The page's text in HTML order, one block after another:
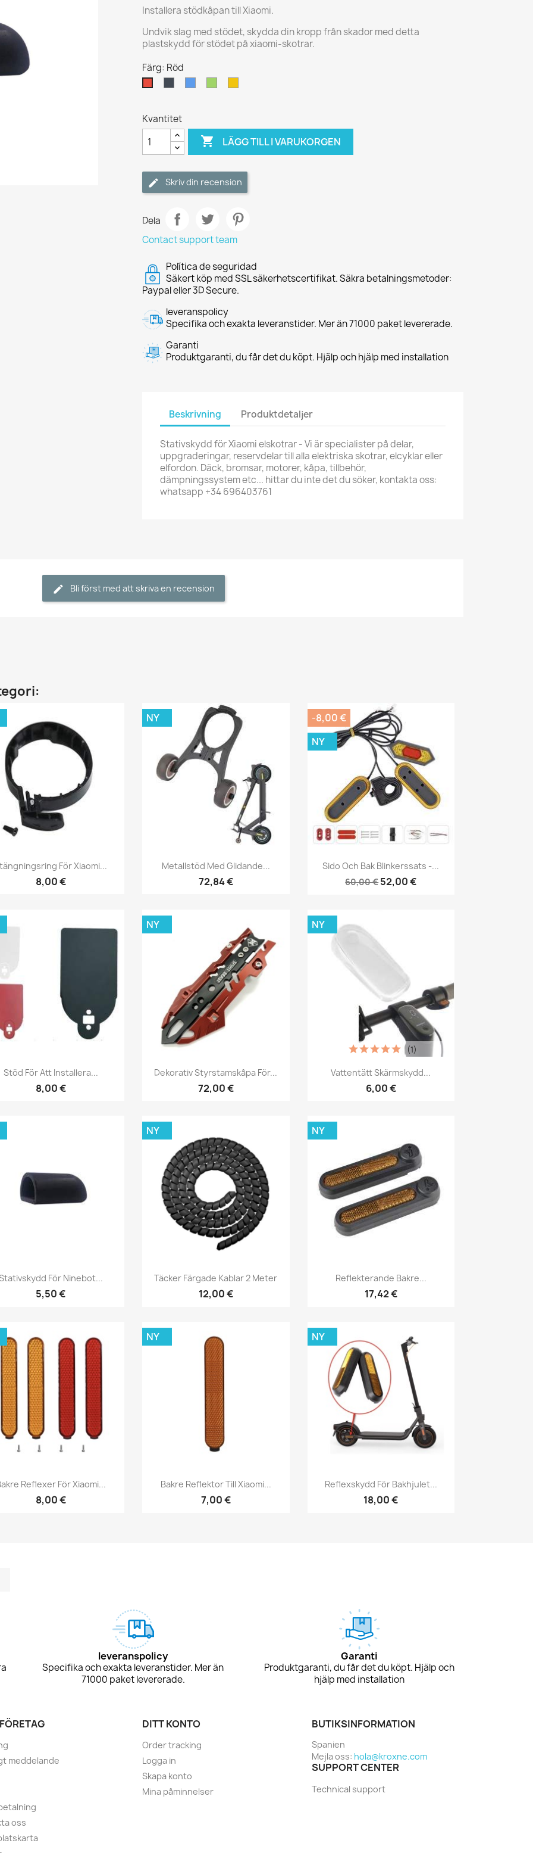
Installera stödkåpan till Xiaomi.
Undvik slag med stödet, skydda din kropp från skador med detta
plastskydd för stödet på xiaomi-skotrar.
Färg: Röd
Kvantitet
 LÄGG TILL I VARUKORGEN
Skriv din recension
Dela
Contact support team
Política de seguridad
Säkert köp med SSL säkerhetscertifikat. Säkra betalningsmetoder:
Paypal eller 3D Secure.
leveranspolicy
Specifika och exakta leveranstider. Mer än 71000 paket levererade.
Garanti
Produktgaranti, du får det du köpt. Hjälp och hjälp med installation
Beskrivning Produktdetaljer
Stativskydd för Xiaomi elskotrar - Vi är specialister på delar,
uppgraderingar, reservdelar till alla elektriska skotrar, elcyklar eller
elfordon. Däck, bromsar, motorer, kåpa, tillbehör,
dämpningssystem etc... hittar du inte det du söker, kontakta oss:
whatsapp +34 696403761
Bli först med att skriva en recension
Snabbvy
För Xiaomi...
8,00 €
Snabbvy
Metallstöd Med Glidande...
72,84 €
NY
Snabbvy
Sido Och Bak Blinkerssats -...
60,00 €52,00 €
-8,00 €
NY
Snabbvy
Stöd För Att Installera...
8,00 €
Snabbvy
Dekorativ Styrstamskåpa För...
72,00 €
NY
Snabbvy
Vattentätt Skärmskydd...
6,00 €
(1)
NY
Snabbvy
För Ninebot...
5,50 €
Snabbvy
Täcker Färgade Kablar 2 Meter
12,00 €
NY
Snabbvy
Reflekterande Bakre...
17,42 €
NY
Snabbvy
Reflexer För Xiaomi...
8,00 €
Snabbvy
Bakre Reflektor Till Xiaomi...
7,00 €
NY
Snabbvy
Reflexskydd För Bakhjulet...
18,00 €
NY
leveranspolicy
Specifika och exakta leveranstider. Mer än
71000 paket levererade.
Garanti
Produktgaranti, du får det du köpt. Hjälp och
hjälp med installation
meddelande
oss
DITT KONTO
Order tracking
Logga in
Skapa konto
Mina påminnelser
BUTIKSINFORMATION
Spanien
Mejla oss: hola@kroxne.com
SUPPORT CENTER
Technical support